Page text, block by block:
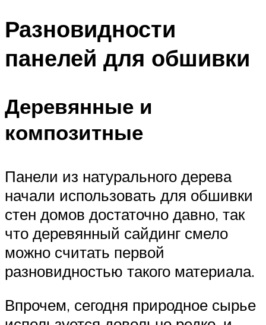
Разновидности
панелей для обшивки
Деревянные и
композитные
Панели из натурального дерева
начали использовать для обшивки
стен домов достаточно давно, так
что деревянный сайдинг смело
можно считать первой
разновидностью такого материала.
Впрочем, сегодня природное сырье